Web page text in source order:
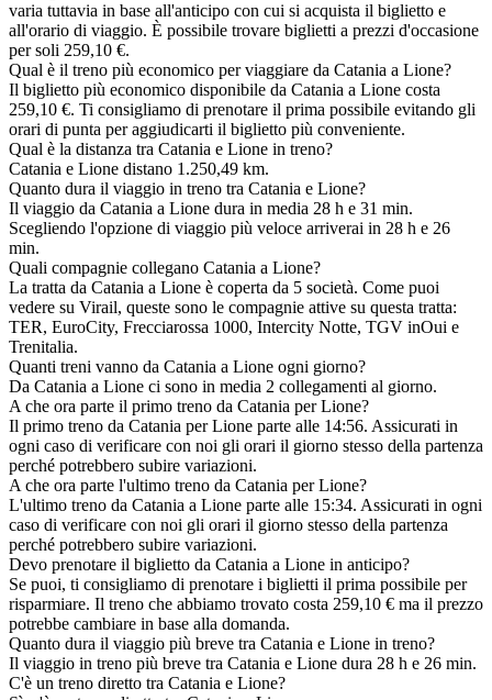
varia tuttavia in base all'anticipo con cui si acquista il biglietto e
all'orario di viaggio. È possibile trovare biglietti a prezzi d'occasione
per soli 259,10 €.
Qual è il treno più economico per viaggiare da Catania a Lione?
Il biglietto più economico disponibile da Catania a Lione costa
259,10 €. Ti consigliamo di prenotare il prima possibile evitando gli
orari di punta per aggiudicarti il biglietto più conveniente.
Qual è la distanza tra Catania e Lione in treno?
Catania e Lione distano 1.250,49 km.
Quanto dura il viaggio in treno tra Catania e Lione?
Il viaggio da Catania a Lione dura in media 28 h e 31 min.
Scegliendo l'opzione di viaggio più veloce arriverai in 28 h e 26
min.
Quali compagnie collegano Catania a Lione?
La tratta da Catania a Lione è coperta da 5 società. Come puoi
vedere su Virail, queste sono le compagnie attive su questa tratta:
TER, EuroCity, Frecciarossa 1000, Intercity Notte, TGV inOui e
Trenitalia.
Quanti treni vanno da Catania a Lione ogni giorno?
Da Catania a Lione ci sono in media 2 collegamenti al giorno.
A che ora parte il primo treno da Catania per Lione?
Il primo treno da Catania per Lione parte alle 14:56. Assicurati in
ogni caso di verificare con noi gli orari il giorno stesso della partenza
perché potrebbero subire variazioni.
A che ora parte l'ultimo treno da Catania per Lione?
L'ultimo treno da Catania a Lione parte alle 15:34. Assicurati in ogni
caso di verificare con noi gli orari il giorno stesso della partenza
perché potrebbero subire variazioni.
Devo prenotare il biglietto da Catania a Lione in anticipo?
Se puoi, ti consigliamo di prenotare i biglietti il prima possibile per
risparmiare. Il treno che abbiamo trovato costa 259,10 € ma il prezzo
potrebbe cambiare in base alla domanda.
Quanto dura il viaggio più breve tra Catania e Lione in treno?
Il viaggio in treno più breve tra Catania e Lione dura 28 h e 26 min.
C'è un treno diretto tra Catania e Lione?